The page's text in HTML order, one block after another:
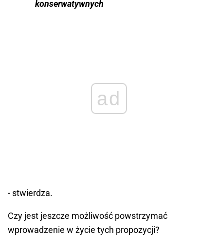
konserwatywnych
ad
- stwierdza.
Czy jest jeszcze możliwość powstrzymać
wprowadzenie w życie tych propozycji?